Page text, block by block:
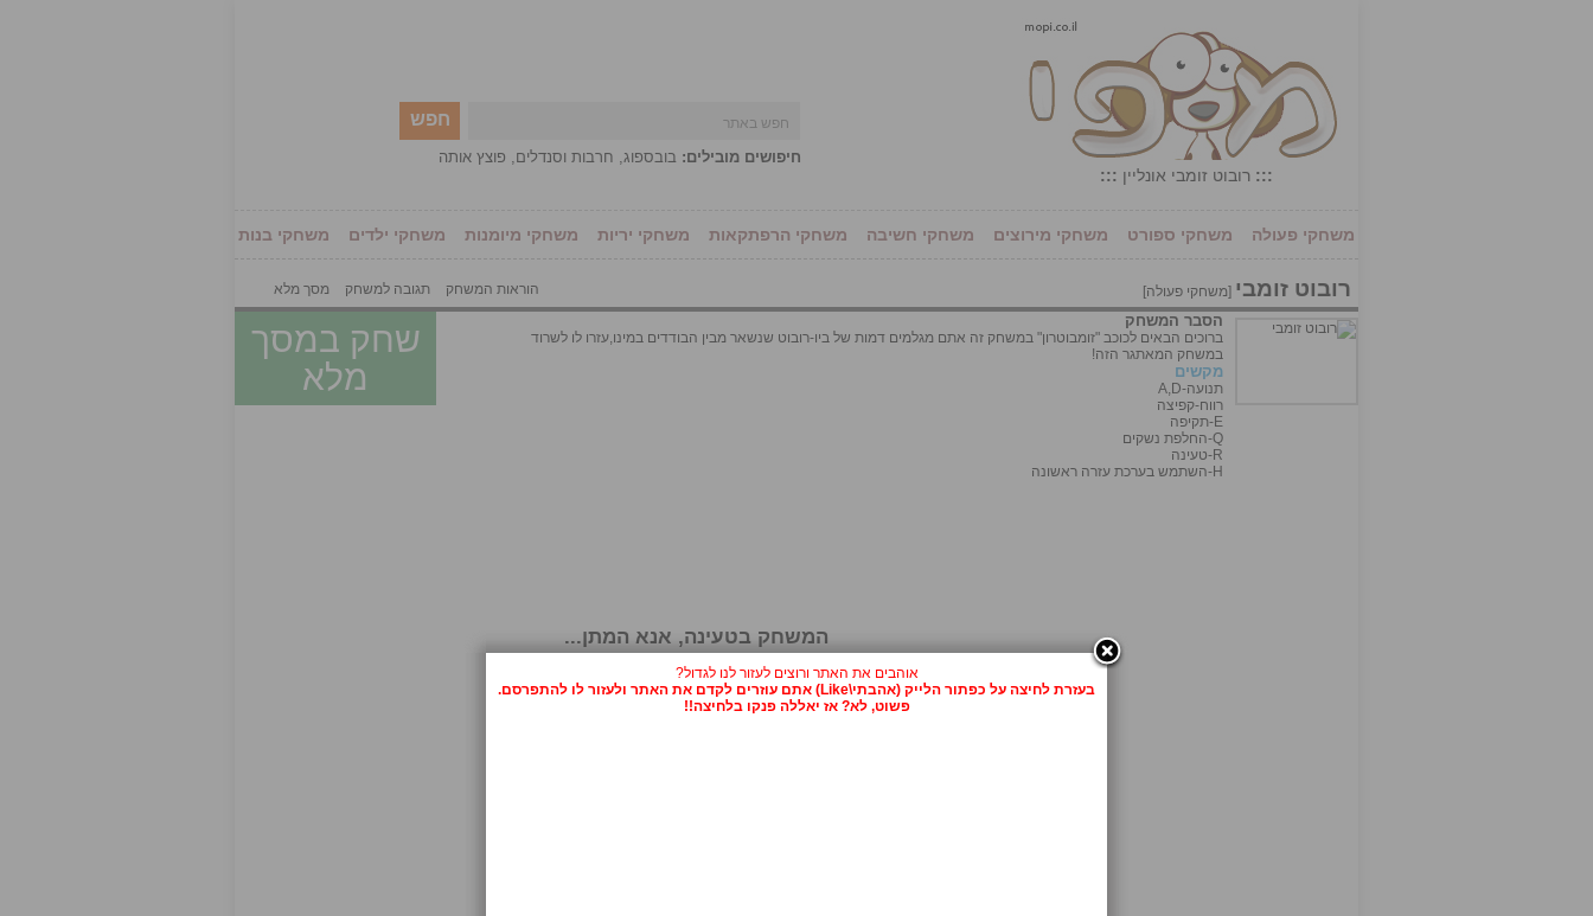
::: רובוט זומבי אונליין :::
חפש
חיפושים מובילים: בובספוג, חרבות וסנדלים, פוצץ אותה
משחקי פעולה משחקי ספורט משחקי מירוצים משחקי חשיבה משחקי הרפתקאות משחקי יריות משחקי מיומנות משחקי ילדים משחקי בנות
רובוט זומבי [משחקי פעולה] מסך מלא תגובה למשחק הוראות המשחק
הסבר המשחק
ברוכים הבאים לכוכב "זומבוטרון" במשחק זה אתם מגלמים דמות של ביו-רובוט שנשאר מבין הבודדים במינו,עזרו לו לשרוד
במשחק המאתגר הזה!
מקשים
תנועה-A,D
רווח-קפיצה
E-תקיפה
Q-החלפת נשקים
R-טעינה
H-השתמש בערכת עזרה ראשונה
שחק במסך
מלא
המשחק בטעינה, אנא המתן...
אוהבים את האתר ורוצים לעזור לנו לגדול?
בעזרת לחיצה על כפתור הלייק (אהבתי\Like) אתם עוזרים לקדם את האתר ולעזור לו להתפרסם.
פשוט, לא? אז יאללה פנקו בלחיצה!!